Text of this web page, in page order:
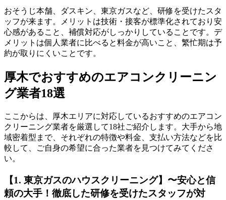
おそうじ本舗、ダスキン、東京ガスなど、研修を受けたスタ
ッフが来ます。メリットは技術・接客が標準化されており安
心感があること、補償対応がしっかりしていることです。デ
メリットは個人業者に比べると料金が高いこと、繁忙期は予
約が取りにくいことです。
厚木でおすすめのエアコンクリーニン
グ業者18選
ここからは、厚木エリアに対応しているおすすめのエアコン
クリーニング業者を厳選して18社ご紹介します。大手から地
域密着型まで、それぞれの特徴や料金、支払い方法などを比
較して、ご自身の希望に合った業者を見つけてみてくださ
い。
【1. 東京ガスのハウスクリーニング】〜安心と信
頼の大手！徹底した研修を受けたスタッフが対